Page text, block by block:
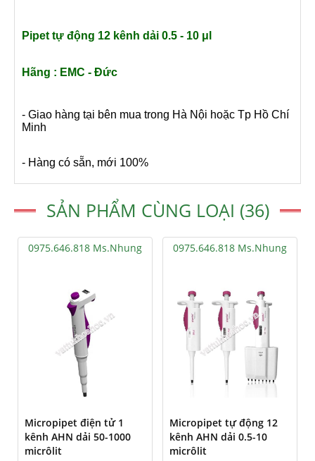
Pipet tự động 12 kênh dải 0.5 - 10 μl
Hãng : EMC - Đức
- Giao hàng tại bên mua trong Hà Nội hoặc Tp Hồ Chí
Minh
- Hàng có sẵn, mới 100%
SẢN PHẨM CÙNG LOẠI (36)
0975.646.818 Ms.Nhung
Micropipet điện tử 1
kênh AHN dải 50-1000
micrôlit
0975.646.818 Ms.Nhung
Micropipet tự động 12
kênh AHN dải 0.5-10
micrôlit